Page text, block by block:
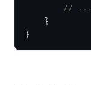
// ...
    }
}